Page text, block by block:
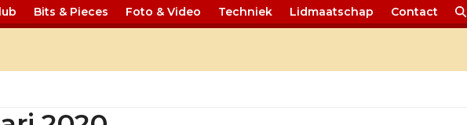
Bits & Pieces Foto & Video Techniek Lidmaatschap Contact